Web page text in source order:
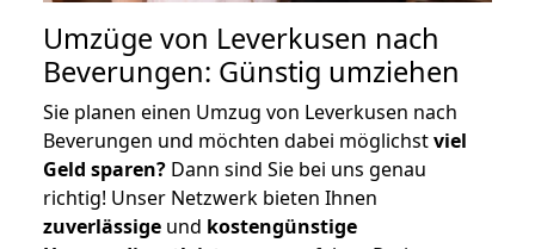
Umzüge von Leverkusen nach
Beverungen: Günstig umziehen
Sie planen einen Umzug von Leverkusen nach
Beverungen und möchten dabei möglichstviel
Geld sparen? Dann sind Sie bei uns genau
richtig! Unser Netzwerk bieten Ihnen
zuverlässige und kostengünstige